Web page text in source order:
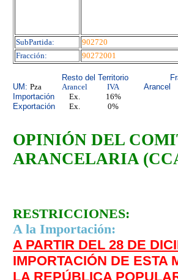
SubPartida:
902720
Fracción:
90272001
Resto del Territorio
UM: Pza Arancel IVA Arancel
Importación
Ex.
16%
Exportación
Ex. 0%
OPINIÓN DEL
ARANCELARIA
RESTRICCIONES:
A la Importación:
A PARTIR DEL 28 DE
IMPORTACIÓN DE
LA REPÚBLICA